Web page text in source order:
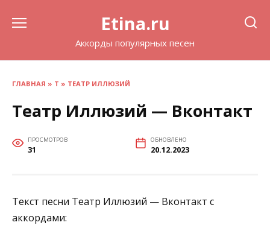
Etina.ru
Аккорды популярных песен
ГЛАВНАЯ » Т » ТЕАТР ИЛЛЮЗИЙ
Театр Иллюзий — Вконтакт
ПРОСМОТРОВ
31
ОБНОВЛЕНО
20.12.2023
Текст песни Театр Иллюзий — Вконтакт с
аккордами: